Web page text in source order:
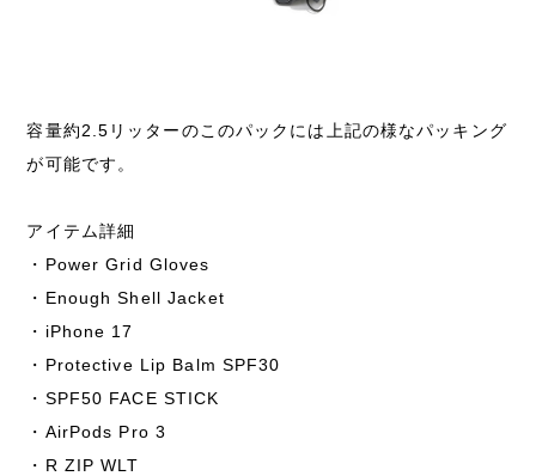
容量約2.5リッターのこのパックには上記の様なパッキング
が可能です。
アイテム詳細
・Power Grid Gloves
・Enough Shell Jacket
・iPhone 17
・Protective Lip Balm SPF30
・SPF50 FACE STICK
・AirPods Pro 3
・R ZIP WLT